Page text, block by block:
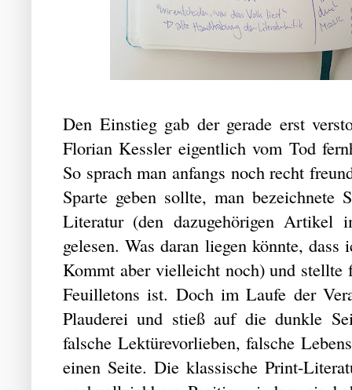
Den Einstieg gab der gerade erst
Florian Kessler eigentlich vom Tod
So sprach man anfangs noch recht
Sparte geben sollte, man bezeichnete
Literatur (den dazugehörigen
gelesen. Was daran liegen könnte,
Kommt aber vielleicht noch) und stellte
Feuilletons ist. Doch im Laufe der
Plauderei und stieß auf die dunkle
falsche Lektürevorlieben, falsche
einen Seite. Die klassische Print-